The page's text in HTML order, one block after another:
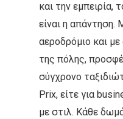
και την εμπειρία,
είναι η απάντηση.
αεροδρόμιο και
της πόλης,
σύγχρονο
Prix, είτε για
με στιλ. Κάθε